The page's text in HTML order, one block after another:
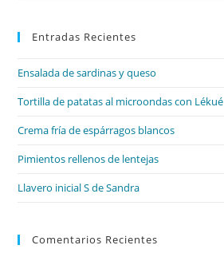
Entradas Recientes
Ensalada de sardinas y queso
Tortilla de patatas al microondas con Lékué
Crema fría de espárragos blancos
Pimientos rellenos de lentejas
Llavero inicial S de Sandra
Comentarios Recientes